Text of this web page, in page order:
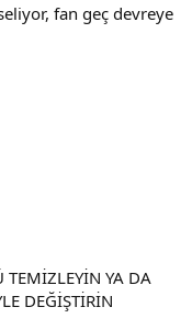
fan geç devreye
TEMİZLEYİN YA DA
DEĞİŞTİRİN